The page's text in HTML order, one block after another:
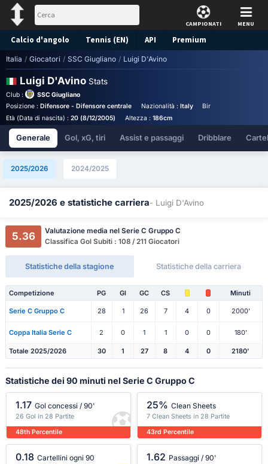
CAMPIONATI MENU
Calcio d'angolo Tennis (EN) API Premium
Pronostico
Italia / Giocatori / SSC Giugliano / Luigi D'Avino
Luigi D'Avino Stats
Club :
SSC Giugliano
Posizione : Difensore - Difensore centrale Nazionalità : Italy Birthplace :
Età (Data di nascita) : 20 (8/12/2005) Altezza : 186cm
Generale Gol, xG, tiri Assist e passaggi Dribblare
2025/2026 2024/2025
2025/2026 e statistiche carriera- Luigi D'Avino
5.36
Valutazione media nel Serie C Gruppo C
Classifica Gol Subiti : 108 / 211 Giocatori
Statistiche della stagione Statistiche della carriera
Competizione PG Gl GC CS Minuti
Serie C Gruppo C 28 1 26 7 4 0 2000'
Coppa Italia Serie C 2 0 1 1 0 0 180'
Totale 2025/2026 30 1 27 8 4 0 2180'
Statistiche dei 90 minuti nel Serie C Gruppo C
1.17 Gol concessi / 90'
26 Gol in 28 Partite
48th Percentile
25% Clean Sheets
7 Clean Sheets in 28 Partite
43rd Percentile
0.18 Cartellini ogni 90 1.62 Passaggi / 90'